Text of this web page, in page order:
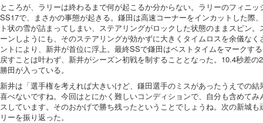
ところが、ラリーは終わるまで何が起こるか分からない。ラリーのフィニ
SS17で、まさかの事態が起きる。鎌田は高速コーナーをインカットした際
ト状の雪が詰まってしまい、ステアリングがロックした状態のままスピン
ーンしようにも、そのステアリングが効かずに大きくタイムロスを余儀な
ントにより、新井が首位に浮上。最終SSで鎌田はベストタイムをマークす
戻すことは叶わず、新井がシーズン初戦を制することとなった。10.4秒差
勝田が入っている。
新井は「選手権を考えれば大きいけど、鎌田選手のミスがあったうえでの
喜べないですね。今回はとにかく難しいコンディションで、自分も含めて
スしています。そのおかげで勝ち残ったということでしょうね。次の新城
リーを振り返った。